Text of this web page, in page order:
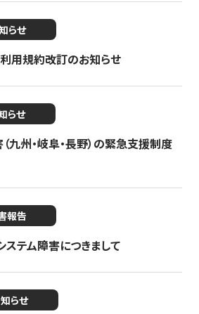
らせ
利用規約改訂のお知らせ
らせ
九州・岐阜・長野）の緊急支援制度
報告
テム障害につきまして
らせ